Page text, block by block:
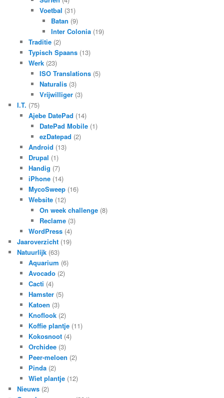
Voetbal (31)
Batan (9)
Inter Colonia(19)
Traditie(2)
Typisch Spaans(13)
Werk(23)
ISO Translations (5)
Naturalis (3)
Vrijwilliger (3)
I.T. (75)
Ajebe DatePad (14)
DatePad Mobile (1)
ezDatepad (2)
Android (13)
Drupal (1)
Handig (7)
iPhone(14)
MycoSweep(16)
Website(12)
On week challenge (8)
Reclame (3)
WordPress(4)
Jaaroverzicht (19)
Natuurlijk (63)
Aquarium (6)
Avocado(2)
Cacti (4)
Hamster(5)
Katoen (3)
Knoflook(2)
Koffie plantje(11)
Kokosnoot(4)
Orchidee(3)
Peer-meloen (2)
Pinda(2)
Wiet plantje(12)
Nieuws (2)